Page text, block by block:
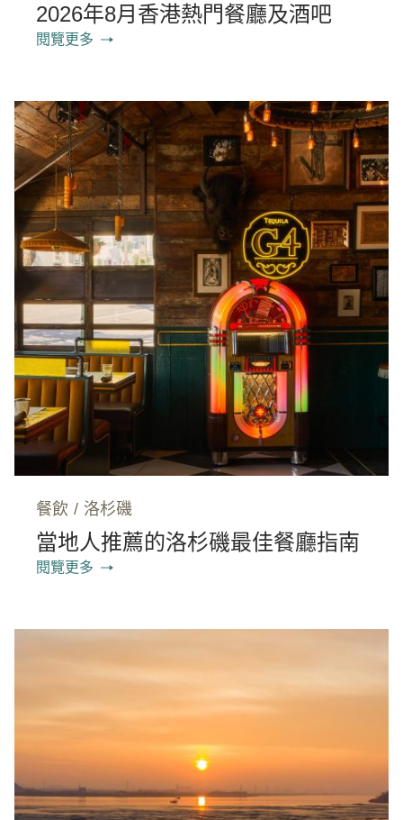
2026年8月香港熱門餐廳及酒吧
閱覽更多
餐飲 / 洛杉磯
當地人推薦的洛杉磯最佳餐廳指南
閱覽更多